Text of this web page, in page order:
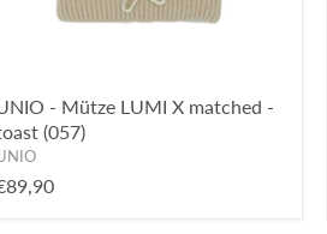
- Mütze LUMI X matched -
(057)